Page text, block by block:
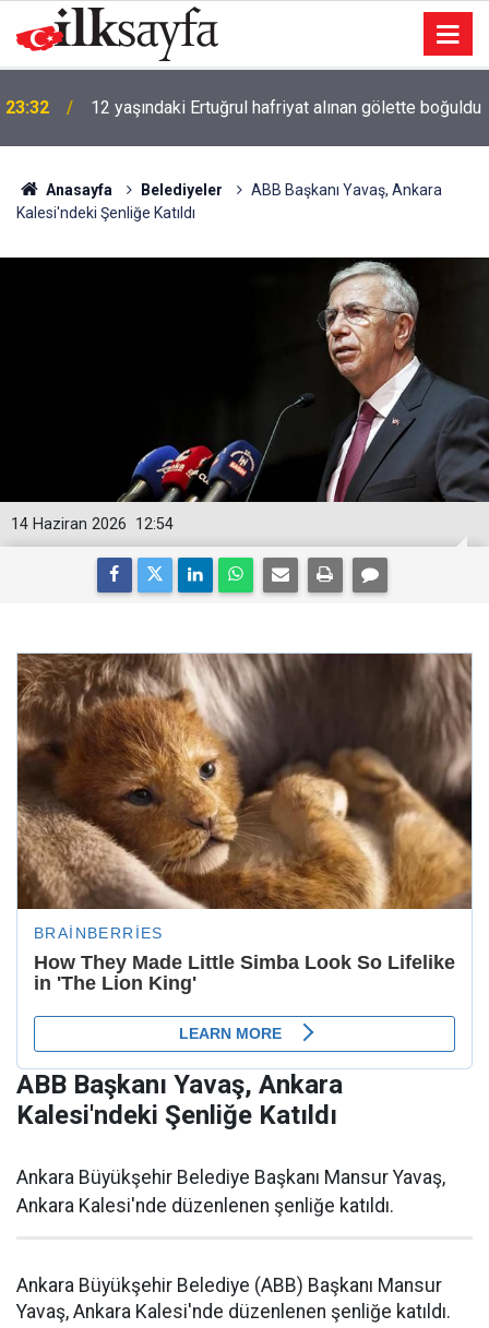
23:32 12 yaşındaki Ertuğrul hafriyat alınan gölette boğuldu
Anasayfa Belediyeler
ABB Başkanı Yavaş, Ankara
Kalesi'ndeki Şenliğe Katıldı
12:54
14 Haziran 2026
ABB Başkanı Yavaş, Ankara
Kalesi'ndeki Şenliğe Katıldı
Ankara Büyükşehir Belediye Başkanı Mansur Yavaş,
Ankara Kalesi'nde düzenlenen şenliğe katıldı.
Ankara Büyükşehir Belediye (ABB) Başkanı Mansur
Yavaş, Ankara Kalesi'nde düzenlenen şenliğe katıldı.